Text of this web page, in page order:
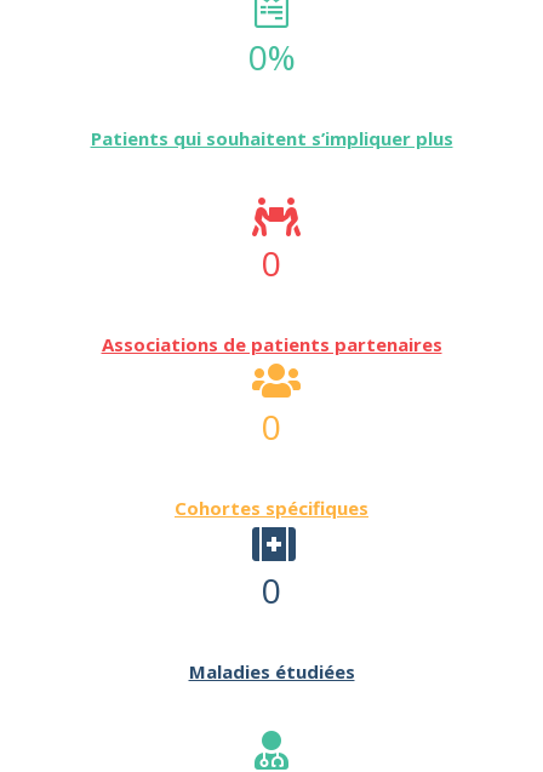
0%
Patients qui souhaitent s’impliquer plus
0
Associations de patients partenaires
0
Cohortes spécifiques
0
Maladies étudiées